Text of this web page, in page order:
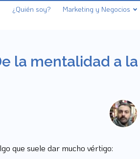
¿Quién soy? Marketing y Negocios
la mentalidad a
que suele dar mucho vértigo: